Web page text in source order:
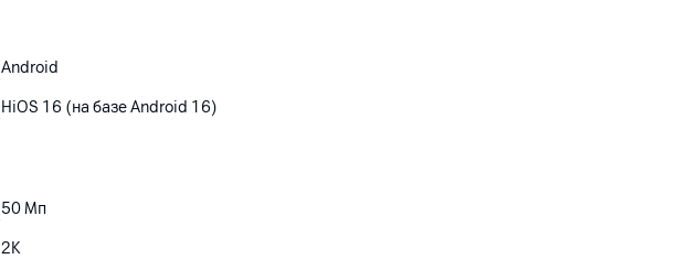
Android
HiOS 16 (на базе Android 16)
50Мп
2K